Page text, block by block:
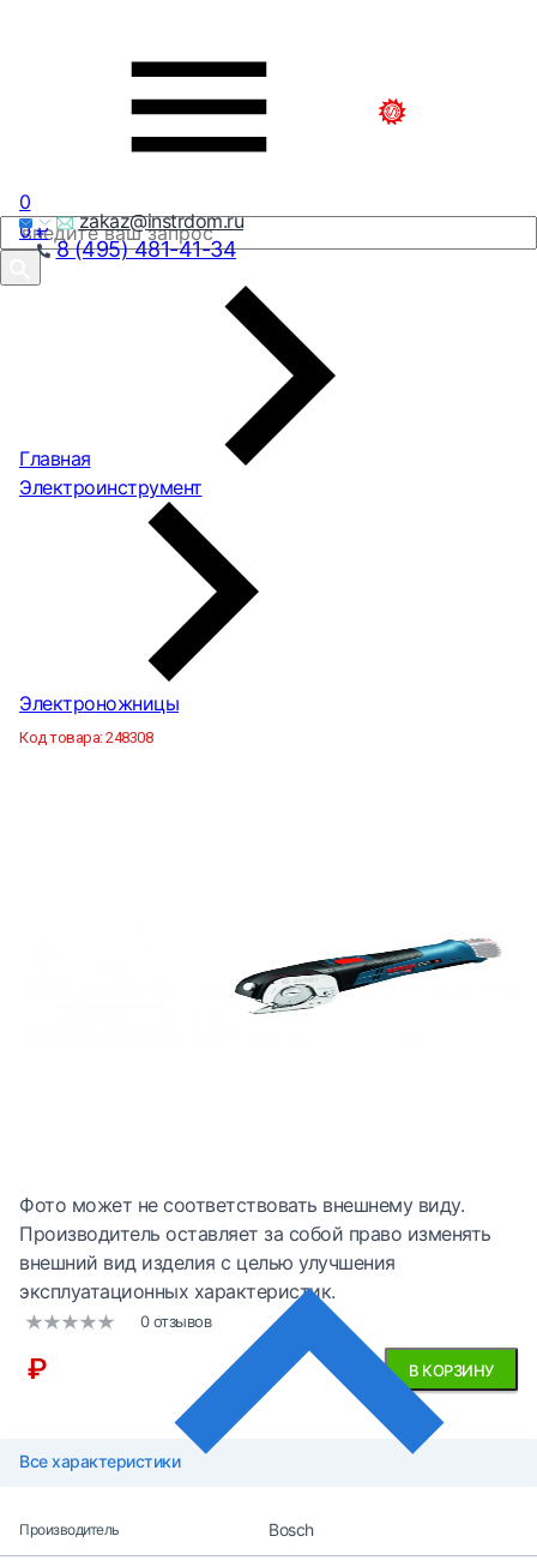
zakaz@instrdom.ru
8 (495) 481-41-34
0
0₽
Главная
Электроинструмент
Электроножницы
Код товара:248308
Фото может не соответствовать внешнему виду.
Производитель оставляет за собой право изменять
внешний вид изделия с целью улучшения
эксплуатационных характеристик.
0 отзывов
₽ В КОРЗИНУ
Все характеристики
Производитель Bosch